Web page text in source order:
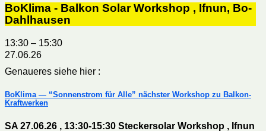
BoKlima - Balkon Solar Workshop , Ifnun, Bo-
Dahlhausen
13:30 – 15:30
27.06.26
Genaueres siehe hier :
BoKlima — “Sonnenstrom für Alle” nächster Workshop zu Balkon-
Kraftwerken
SA 27.06.26 , 13:30-15:30 Steckersolar Workshop , Ifnun